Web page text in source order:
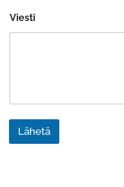
Viesti
Lähetä